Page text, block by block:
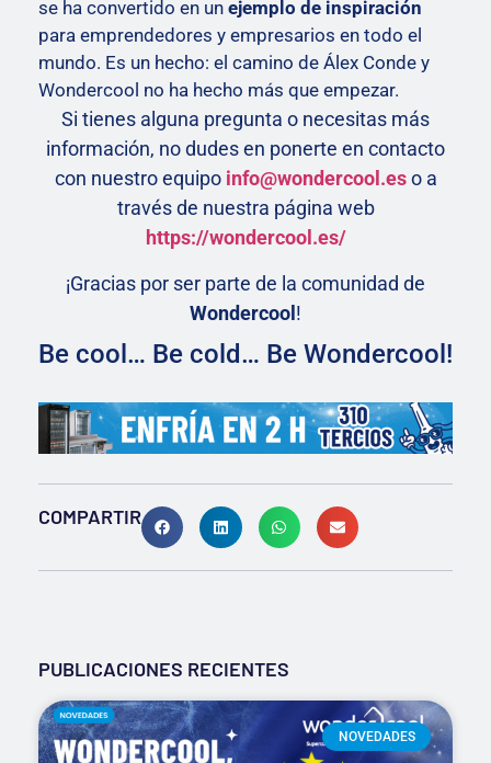
se ha convertido en un ejemplo de inspiración
para emprendedores y empresarios en todo el
mundo. Es un hecho: el camino de Álex Conde y
Wondercool no ha hecho más que empezar.
Si tienes alguna pregunta o necesitas más
información, no dudes en ponerte en contacto
con nuestro equipo info@wondercool.eso a
través de nuestra página web
https://wondercool.es/
¡Gracias por ser parte de la comunidad de
Wondercool!
Be cool… Be cold… Be Wondercool!
COMPARTIR
PUBLICACIONES RECIENTES
NOVEDADES